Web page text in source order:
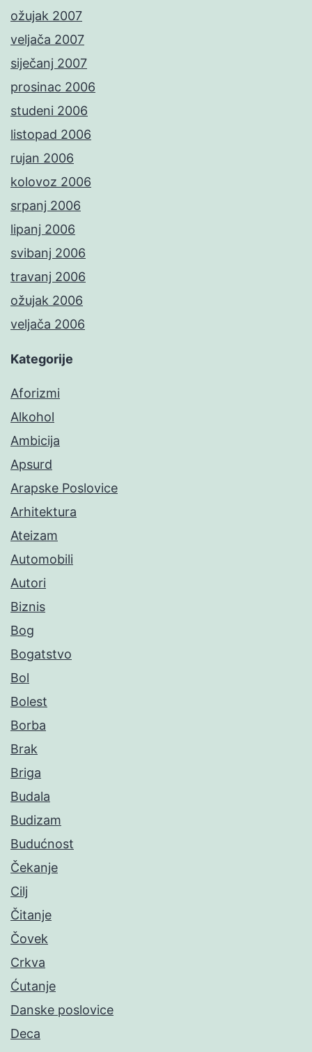
ožujak 2007
veljača 2007
siječanj 2007
prosinac 2006
studeni 2006
listopad 2006
rujan 2006
kolovoz 2006
srpanj 2006
lipanj 2006
svibanj 2006
travanj 2006
ožujak 2006
veljača 2006
Kategorije
Aforizmi
Alkohol
Ambicija
Apsurd
Arapske Poslovice
Arhitektura
Ateizam
Automobili
Autori
Biznis
Bog
Bogatstvo
Bol
Bolest
Borba
Brak
Briga
Budala
Budizam
Budućnost
Čekanje
Cilj
Čitanje
Čovek
Crkva
Ćutanje
Danske poslovice
Deca